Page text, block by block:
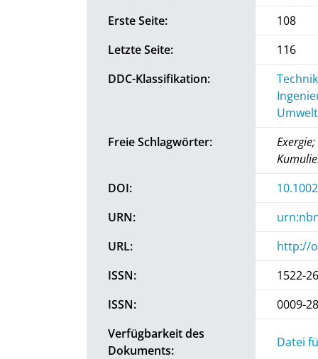
Erste Seite:
108
Letzte Seite:
116
DDC-Klassifikation:
Freie Schlagwörter:
DOI:
URN:
URL:
http://
ISSN:
1522-
ISSN:
0009-
Verfügbarkeit des
Dokuments:
Datei